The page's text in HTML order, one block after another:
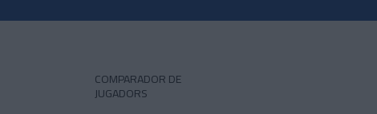
COMPARADOR DE
JUGADORS